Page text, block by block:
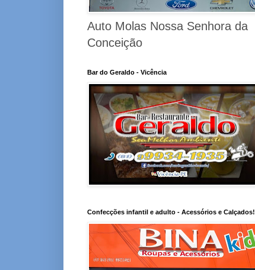
Auto Molas Nossa Senhora da
Conceição
Bar do Geraldo - Vicência
Confecções infantil e adulto - Acessórios e Calçados!